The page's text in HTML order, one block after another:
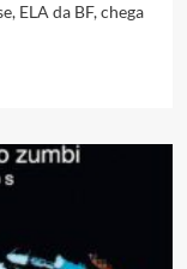
ELA da BF, chega